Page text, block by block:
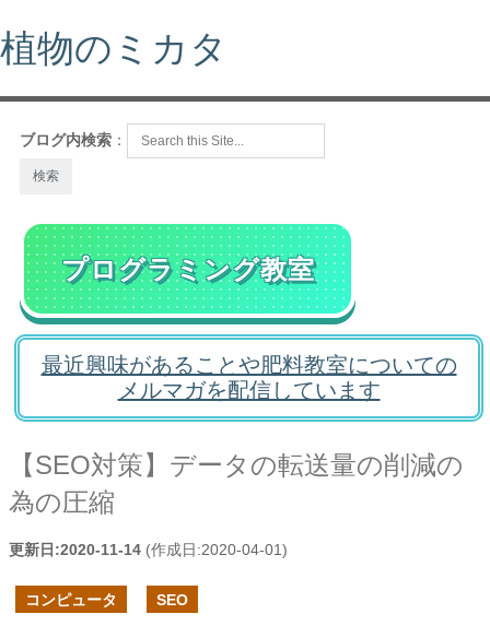
植物のミカタ
ブログ内検索 ：
プログラミング教室
最近興味があることや肥料教室についての
メルマガを配信しています
【SEO対策】データの転送量の削減の
為の圧縮
更新日:2020-11-14 (作成日:2020-04-01)
コンピュータ SEO